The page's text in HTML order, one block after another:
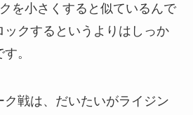
を小さくすると似ているんで
クするというよりはしっか
。
ク戦は、だいたいがライジン